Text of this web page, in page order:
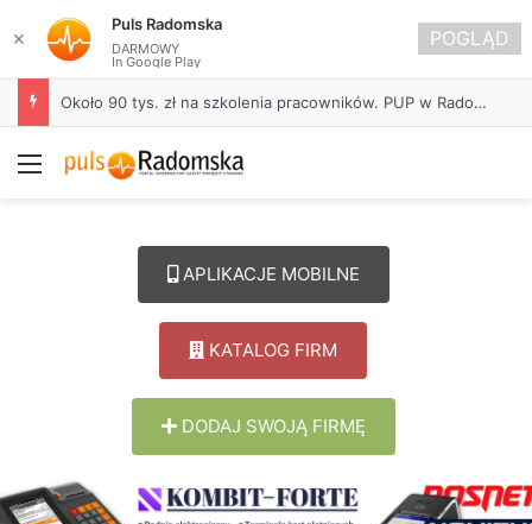
Około 90 tys. zł na szkolenia pracowników. PUP w Radomsku ogłasza nabór wniosków
Menu
APLIKACJE MOBILNE
KATALOG FIRM
DODAJ SWOJĄ FIRMĘ
✕
Puls Radomska
DARMOWY
In Google Play
POGLĄD